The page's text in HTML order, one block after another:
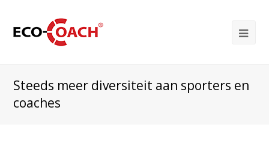
Steeds meer diversiteit aan sporters en
coaches